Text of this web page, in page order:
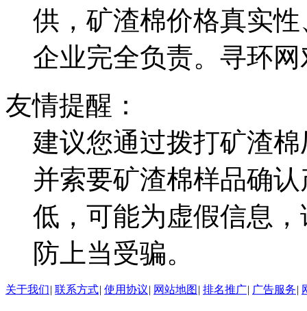
供，矿渣棉价格真实
企业完全负责。寻环
友情提醒：
建议您通过拨打矿渣
并索要矿渣棉样品确
低，可能为虚假信息
防上当受骗。
关于我们| 联系方式| 使用协议| 网站地图 | 排名推广| 广告服务|